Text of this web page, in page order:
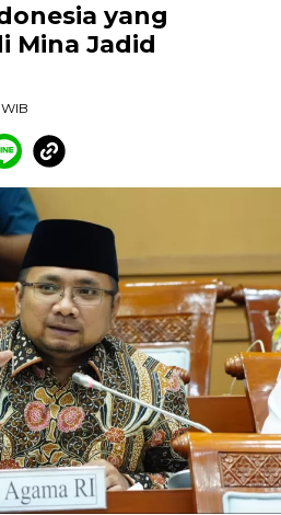
yang
Mina Jadid